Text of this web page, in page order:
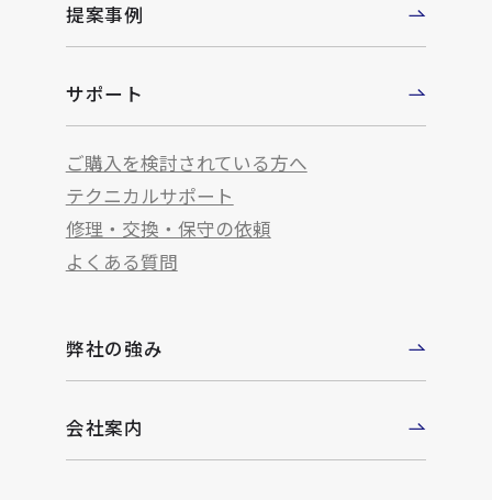
提案事例
サポート
ご購入を検討されている方へ
テクニカルサポート
修理・交換・保守の依頼
よくある質問
弊社の強み
会社案内